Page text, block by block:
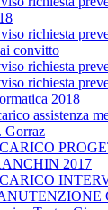
richiesta
convitto
richiesta
richiesta
2018
assistenza
Gorraz
2017